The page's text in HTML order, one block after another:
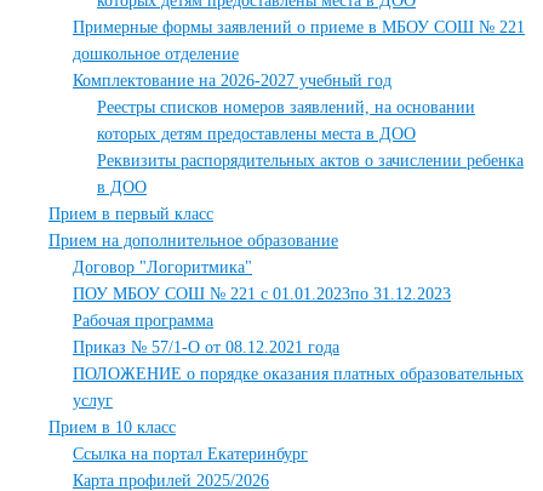
Примерные формы заявлений о приеме в МБОУ СОШ № 221
дошкольное отделение
Комплектование на 2026-2027 учебный год
Реестры списков номеров заявлений, на основании
которых детям предоставлены места в ДОО
Реквизиты распорядительных актов о зачислении ребенка
в ДОО
Прием в первый класс
Прием на дополнительное образование
Договор "Логоритмика"
ПОУ МБОУ СОШ № 221 с 01.01.2023по 31.12.2023
Рабочая программа
Приказ № 57/1-О от 08.12.2021 года
ПОЛОЖЕНИЕ о порядке оказания платных образовательных
услуг
Прием в 10 класс
Ссылка на портал Екатеринбург
Карта профилей 2025/2026